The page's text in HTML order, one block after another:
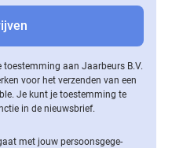
toestemming aan Jaarbeurs B.V.
voor het verzenden van een
Je kunt je toestemming te
in de nieuwsbrief.
met jouw per­soons­ge­ge­